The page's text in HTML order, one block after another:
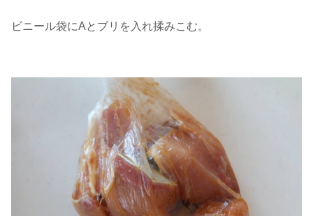
ビニール袋にAとブリを入れ揉みこむ。